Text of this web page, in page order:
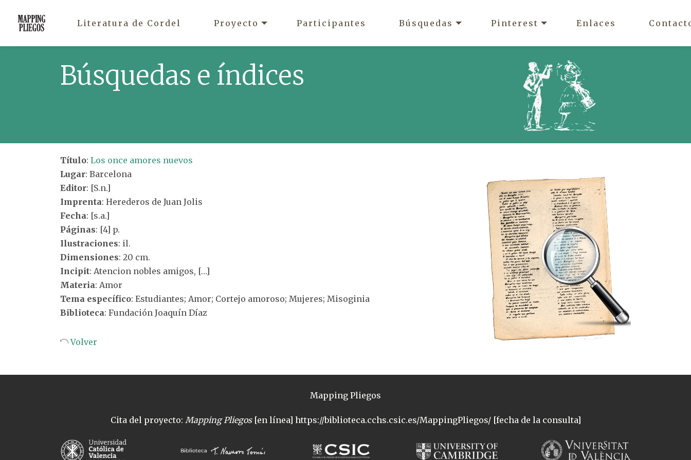
Literatura de Cordel Proyecto Participantes Búsquedas Pinterest Enlaces
Búsquedas e índices
Título: Los once amores nuevos
Lugar: Barcelona
Editor: [S.n.]
Imprenta: Herederos de Juan Jolis
Fecha: [s.a.]
Páginas: [4] p.
Ilustraciones: il.
Dimensiones: 20 cm.
Incipit: Atencion nobles amigos, […]
Materia: Amor
Tema específico: Estudiantes; Amor; Cortejo amoroso; Mujeres; Misoginia
Biblioteca: Fundación Joaquín Díaz
Volver
Mapping Pliegos
Cita del proyecto: Mapping Pliegos[en línea] https://biblioteca.cchs.csic.es/MappingPliegos/ [fecha de la consulta]